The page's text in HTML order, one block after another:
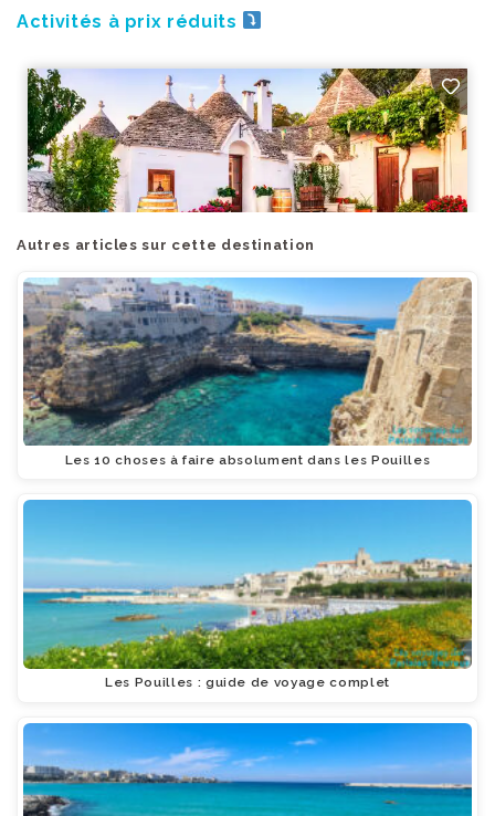
Activités à prix réduits
Autres articles sur cette destination
Les 10 choses à faire absolument dans les Pouilles
Les Pouilles : guide de voyage complet